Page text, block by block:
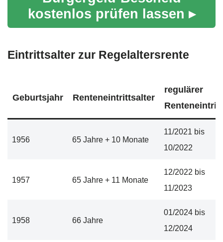
kostenlos prüfen lassen ▸
Eintrittsalter zur Regelaltersrente
Geburtsjahr Renteneintrittsalter
regulärer
Renteneintritt
1956 65 Jahre + 10 Monate
11/2021 bis
10/2022
1957 65 Jahre + 11 Monate
12/2022 bis
11/2023
1958 66 Jahre
01/2024 bis
12/2024